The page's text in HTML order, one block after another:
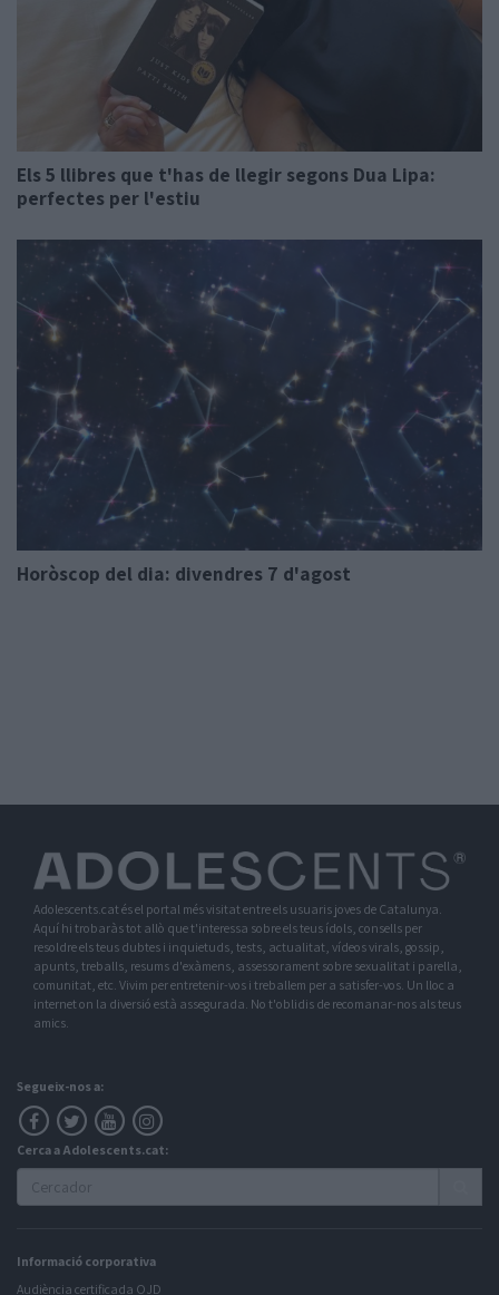
Els 5 llibres que t'has de llegir segons Dua Lipa:
perfectes per l'estiu
Horòscop del dia: divendres 7 d'agost
Adolescents.cat és el portal més visitat entre els usuaris joves de Catalunya.
Aquí hi trobaràs tot allò que t'interessa sobre els teus ídols, consells per
resoldre els teus dubtes i inquietuds, tests, actualitat, vídeos virals, gossip,
apunts, treballs, resums d'exàmens, assessorament sobre sexualitat i parella,
comunitat, etc. Vivim per entretenir-vos i treballem per a satisfer-vos. Un lloc a
internet on la diversió està assegurada. No t'oblidis de recomanar-nos als teus
amics.
Segueix-nos a:
Cerca a Adolescents.cat:
Informació corporativa
Audiència certificada OJD